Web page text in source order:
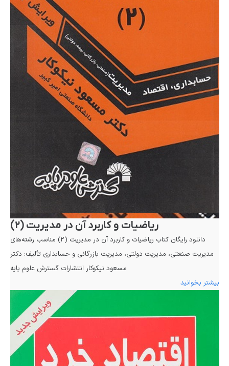
ریاضیات و کاربرد آن در مدیریت (۲)
دانلود رایگان کتاب ریاضیات و کاربرد آن در مدیریت (۲) مناسب رشته‌های
مدیریت صنعتی، مدیریت دولتی، مدیریت بازرگانی و حسابداری تألیف: دکتر
مسعود نیکوکار انتشارات گسترش علوم پایه
بیشتر بخوانید